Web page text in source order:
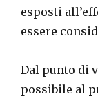
esposti
essere
Dal punto di
possibile al